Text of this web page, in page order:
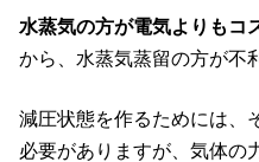
水蒸気の方が電気よりもコ
から、水蒸気蒸留の方が不
減圧状態を作るためには、
必要がありますが、気体の